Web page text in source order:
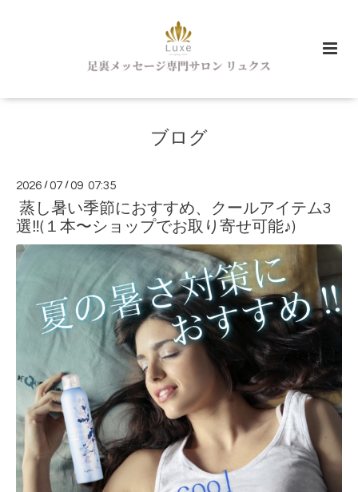
ブログ
2026 /07 /09 07:35
蒸し暑い季節におすすめ、クールアイテム3
選‼︎(１本〜ショップでお取り寄せ可能♪)